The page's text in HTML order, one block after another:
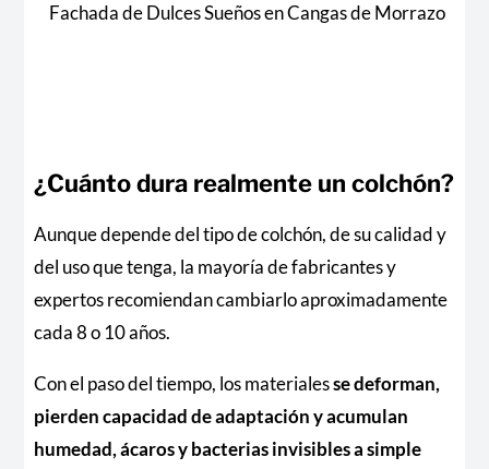
Fachada de Dulces Sueños en Cangas de Morrazo
¿Cuánto dura realmente un colchón?
Aunque depende del tipo de colchón, de su calidad y
del uso que tenga, la mayoría de fabricantes y
expertos recomiendan cambiarlo aproximadamente
cada 8 o 10 años.
Con el paso del tiempo, los materialesse deforman,
pierden capacidad de adaptación y acumulan
humedad, ácaros y bacterias invisibles a simple